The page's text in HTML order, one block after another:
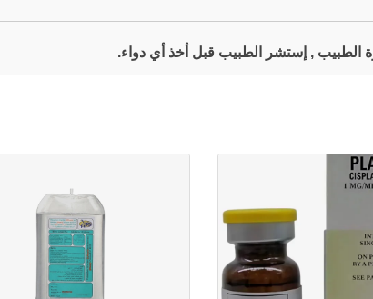
الطبيب , إستشر الطبيب قبل أخذ أي دواء.